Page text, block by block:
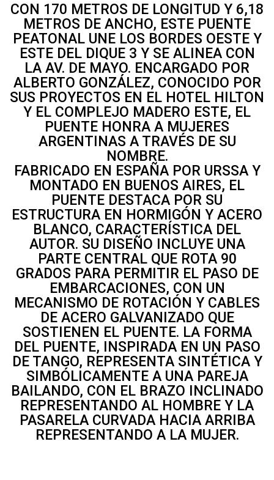
CON 170 METROS DE LONGITUD Y 6,18
METROS DE ANCHO, ESTE PUENTE
PEATONAL UNE LOS BORDES OESTE Y
ESTE DEL DIQUE 3 Y SE ALINEA CON
LA AV. DE MAYO. ENCARGADO POR
ALBERTO GONZÁLEZ, CONOCIDO POR
SUS PROYECTOS EN EL HOTEL HILTON
Y EL COMPLEJO MADERO ESTE, EL
PUENTE HONRA A MUJERES
ARGENTINAS A TRAVÉS DE SU
NOMBRE.
FABRICADO EN ESPAÑA POR URSSA Y
MONTADO EN BUENOS AIRES, EL
PUENTE DESTACA POR SU
ESTRUCTURA EN HORMIGÓN Y ACERO
BLANCO, CARACTERÍSTICA DEL
AUTOR. SU DISEÑO INCLUYE UNA
PARTE CENTRAL QUE ROTA 90
GRADOS PARA PERMITIR EL PASO DE
EMBARCACIONES, CON UN
MECANISMO DE ROTACIÓN Y CABLES
DE ACERO GALVANIZADO QUE
SOSTIENEN EL PUENTE. LA FORMA
DEL PUENTE, INSPIRADA EN UN PASO
DE TANGO, REPRESENTA SINTÉTICA Y
SIMBÓLICAMENTE A UNA PAREJA
BAILANDO, CON EL BRAZO INCLINADO
REPRESENTANDO AL HOMBRE Y LA
PASARELA CURVADA HACIA ARRIBA
REPRESENTANDO A LA MUJER.